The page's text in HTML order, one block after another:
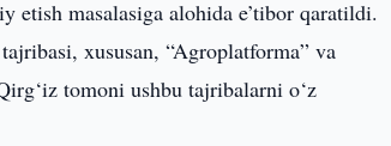
masalasiga alohida e’tibor qaratildi.
xususan, “Agroplatforma” va
tomoni ushbu tajribalarni o‘z